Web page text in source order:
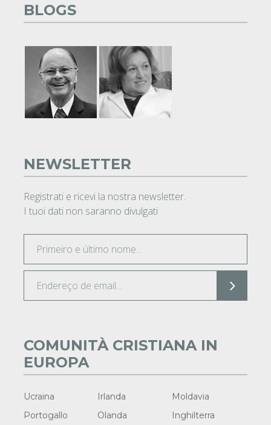
BLOGS
NEWSLETTER
Registrati e ricevi la nostra newsletter.
I tuoi dati non saranno divulgati
COMUNITÀ CRISTIANA IN
EUROPA
Ucraina Irlanda
Moldavia
Portogallo
Olanda Inghilterra